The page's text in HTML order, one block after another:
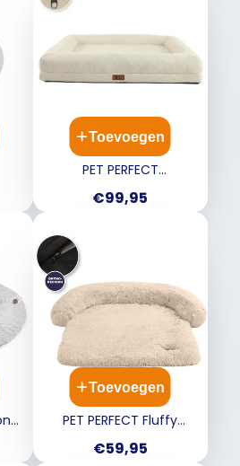
Toevoegen
PET PERFECT
Hondenmand Beige - XL
Prijs
€99,95
Toevoegen
PET PERFECT Fluffy
- M
Prijs
€59,95